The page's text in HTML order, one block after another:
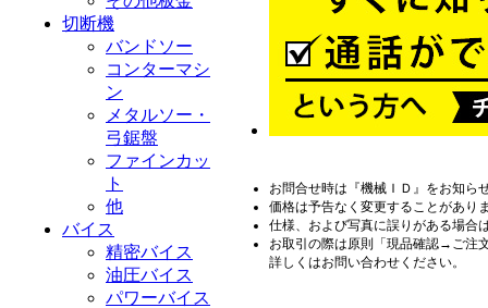
切断機
バンドソー
コンターマシ
ン
メタルソー・
弓鋸盤
ファインカッ
ト
他
バイス
精密バイス
油圧バイス
パワーバイス
お問合せ時は『機械ＩＤ』をお知ら
価格は予告なく変更することがあり
仕様、および写真に誤りがある場合
お取引の際は原則「現品確認→ご
詳しくはお問い合わせください。